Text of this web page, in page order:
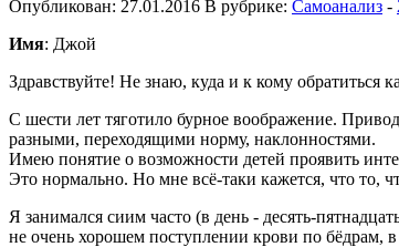
Опубликован: 27.01.2016 В рубрике: Самоанализ -
Имя: Джой
Здравствуйте! Не знаю, куда и к кому обратиться
С шести лет тяготило бурное воображение.
разными, переходящими норму, наклонностями.
Имею понятие о возможности детей проявить
Это нормально. Но мне всё-таки кажется, что то,
Я занимался сиим часто (в день - десять-
не очень хорошем поступлении крови по бёдрам,